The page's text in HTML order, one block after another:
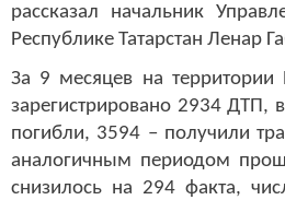
рассказал начальник
Республике Татарстан Ленар
За 9 месяцев на территории
зарегистрировано 2934 ДТП,
погибли, 3594 – получили
аналогичным периодом
снизилось на 294 факта,